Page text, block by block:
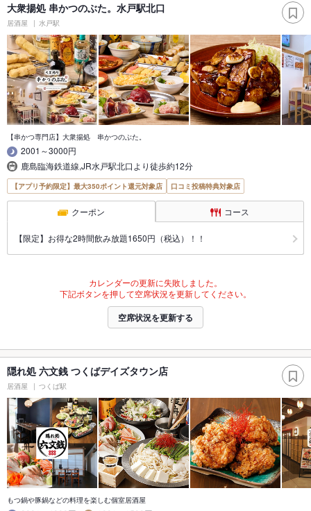
大衆揚処 串かつのぶた。水戸駅北口
居酒屋 水戸駅
【串かつ専門店】大衆揚処 串かつのぶた。
2001～3000円
鹿島臨海鉄道線,JR水戸駅北口より徒歩約12分
【アプリ予約限定】最大350ポイント還元対象店 口コミ投稿特典対象店
クーポン コース
【限定】お得な2時間飲み放題1650円（税込）！！
カレンダーの更新に失敗しました。
下記ボタンを押して空席状況を更新してください。
空席状況を更新する
隠れ処 六文銭 つくばデイズタウン店
居酒屋 つくば駅
もつ鍋や豚鍋などの料理を楽しむ個室居酒屋